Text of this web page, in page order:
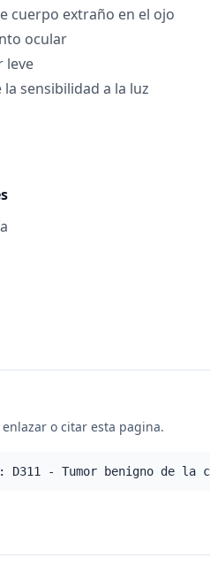
cuerpo extraño en el ojo
ocular
leve
sensibilidad a la luz
o citar esta pagina.
D311 - Tumor benigno de